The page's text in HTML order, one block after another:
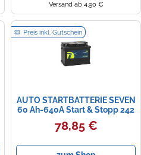
Versand ab 4,90 €
Preis inkl. Gutschein
AUTO STARTBATTERIE SEVEN
60 Ah-640A Start & Stopp 242
x 175 x 190 60Ah EFB
78,85 €